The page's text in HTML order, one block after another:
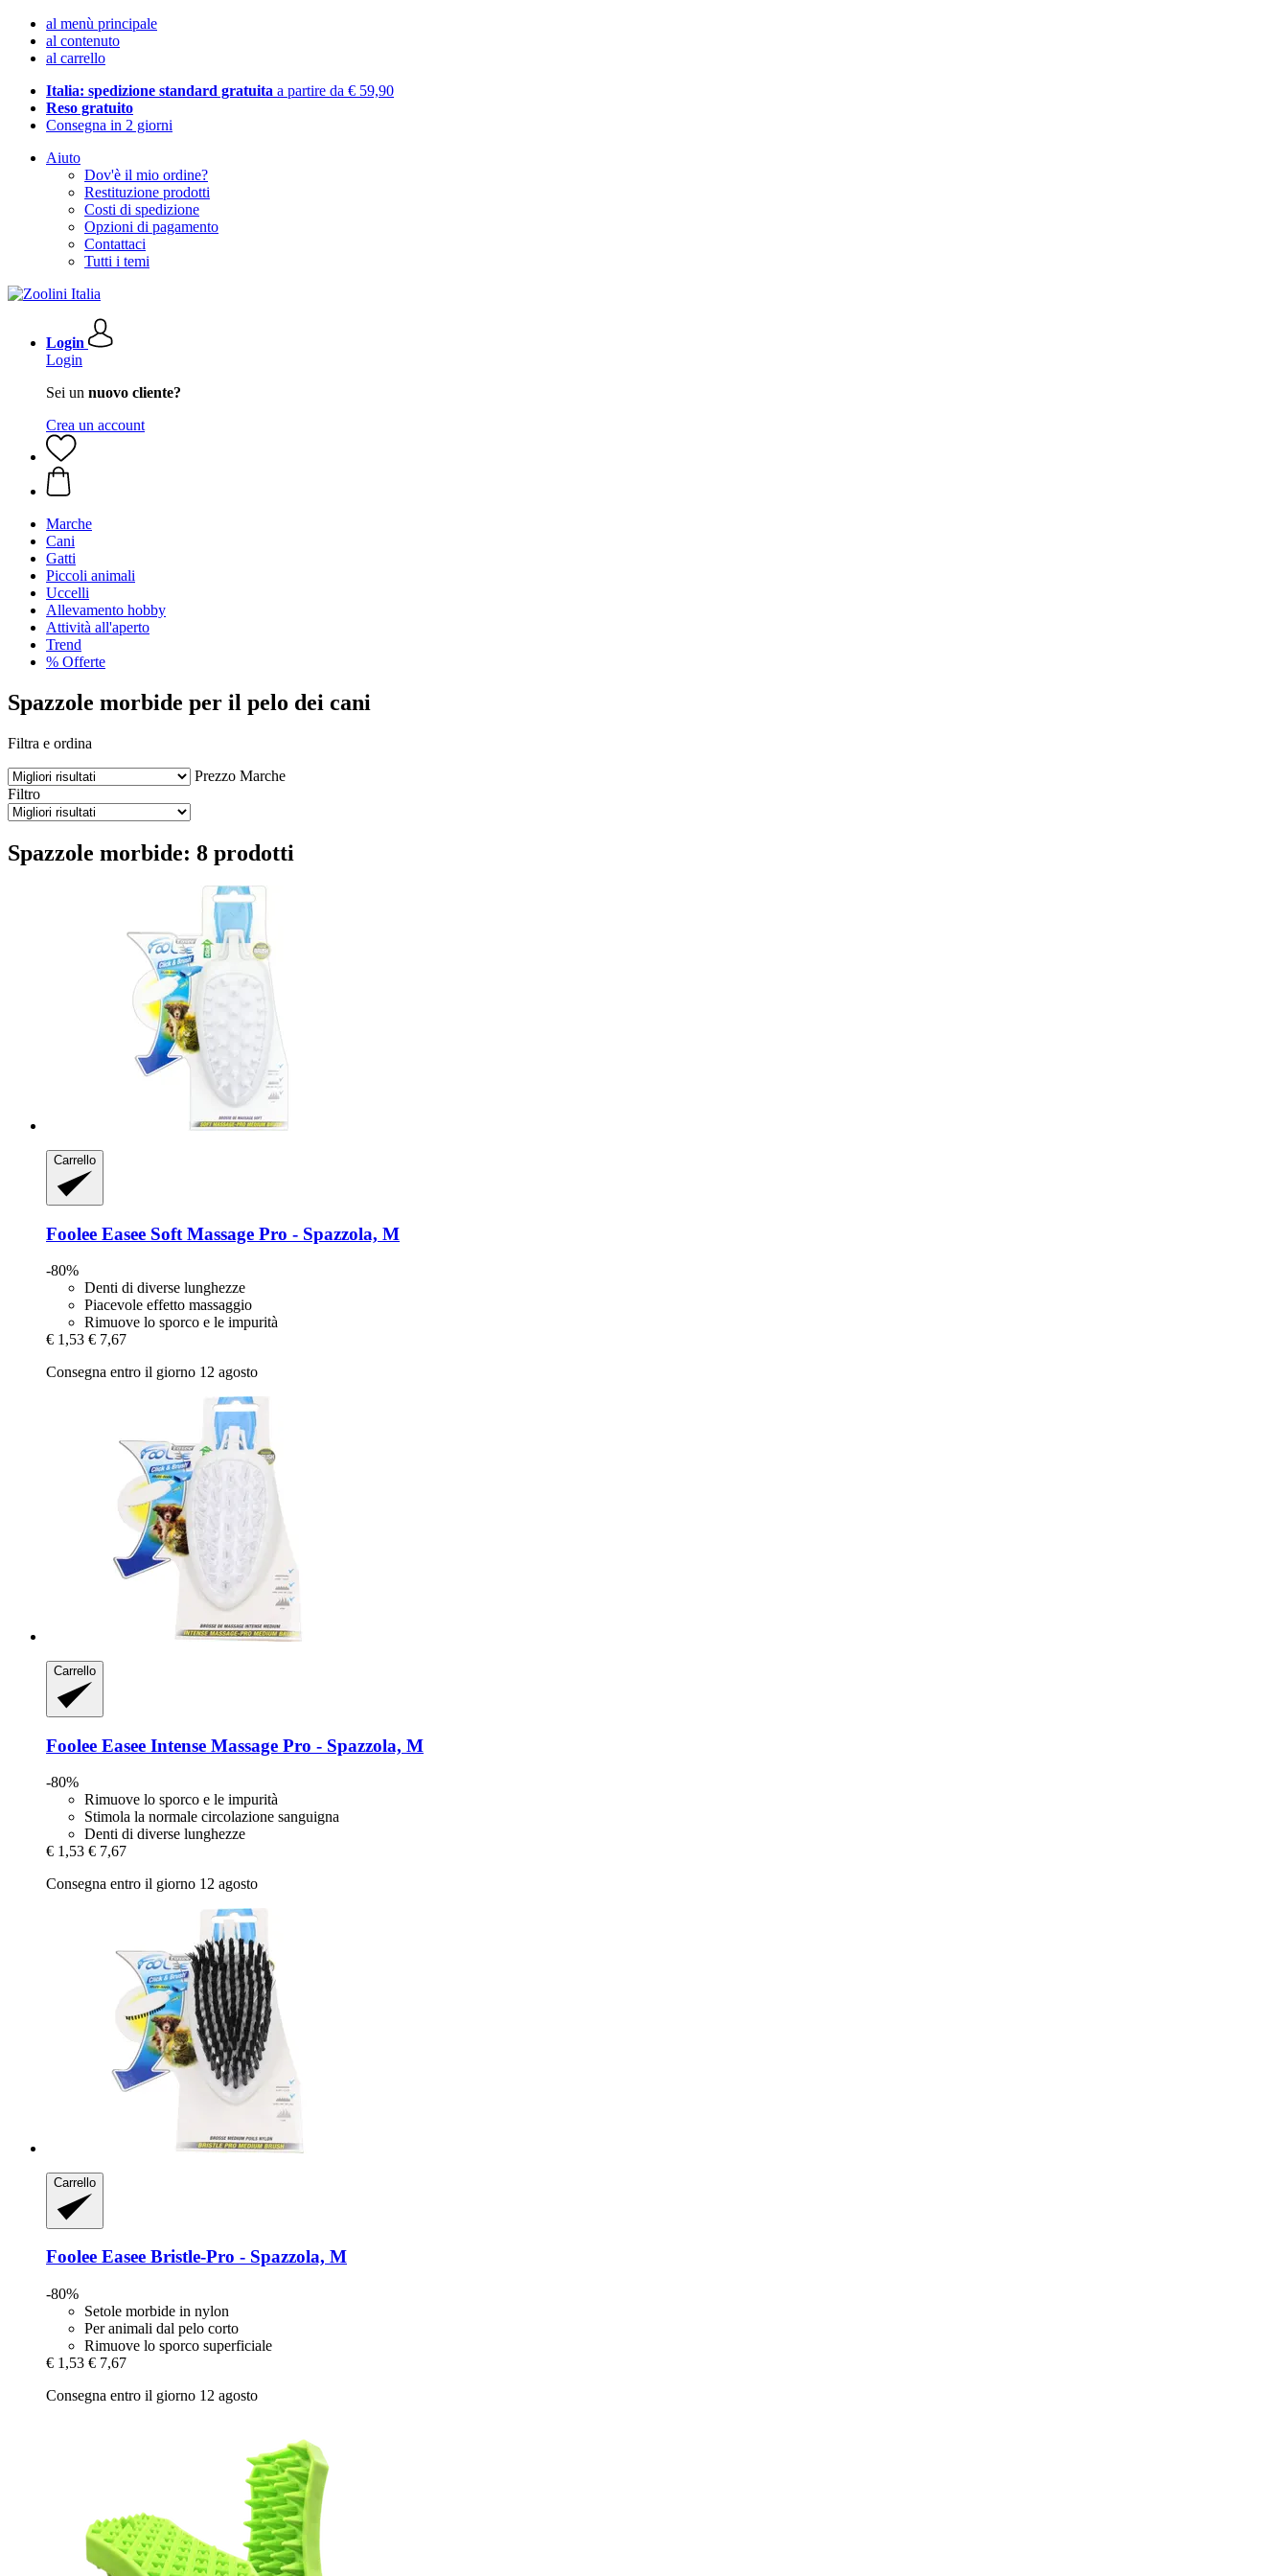
al menù principale
al contenuto
al carrello
Italia: spedizione standard gratuita a partire da € 59,90
Reso gratuito
Consegna in 2 giorni
Aiuto
Dov'è il mio ordine?
Restituzione prodotti
Costi di spedizione
Opzioni di pagamento
Contattaci
Tutti i temi
Login
Login
Sei un nuovo cliente?
Crea un account
Marche
Cani
Gatti
Piccoli animali
Uccelli
Allevamento hobby
Attività all'aperto
Trend
% Offerte
Spazzole morbide per il pelo dei cani
Filtra e ordina
Prezzo Marche
Filtro
Spazzole morbide: 8 prodotti
Carrello
Foolee Easee Soft Massage Pro -​ Spazzola, M
-80%
Denti di diverse lunghezze
Piacevole effetto massaggio
Rimuove lo sporco e le impurità
€ 1,53 € 7,67
Consegna entro il giorno 12 agosto
Carrello
Foolee Easee Intense Massage Pro -​ Spazzola, M
-80%
Rimuove lo sporco e le impurità
Stimola la normale circolazione sanguigna
Denti di diverse lunghezze
€ 1,53 € 7,67
Consegna entro il giorno 12 agosto
Carrello
Foolee Easee Bristle-​Pro -​ Spazzola, M
-80%
Setole morbide in nylon
Per animali dal pelo corto
Rimuove lo sporco superficiale
€ 1,53 € 7,67
Consegna entro il giorno 12 agosto